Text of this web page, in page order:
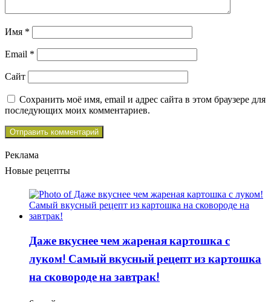
Имя *
Email *
Сайт
Сохранить моё имя, email и адрес сайта в этом браузере для
последующих моих комментариев.
Реклама
Новые рецепты
Даже вкуснее чем жареная картошка с
луком! Самый вкусный рецепт из картошка
на сковороде на завтрак!